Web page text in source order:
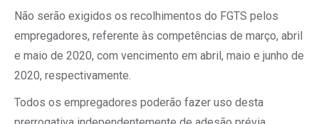
Não serão exigidos os recolhimentos do FGTS pelos
empregadores, referente às competências de março, abril
e maio de 2020, com vencimento em abril, maio e junho de
2020, respectivamente.
Todos os empregadores poderão fazer uso desta